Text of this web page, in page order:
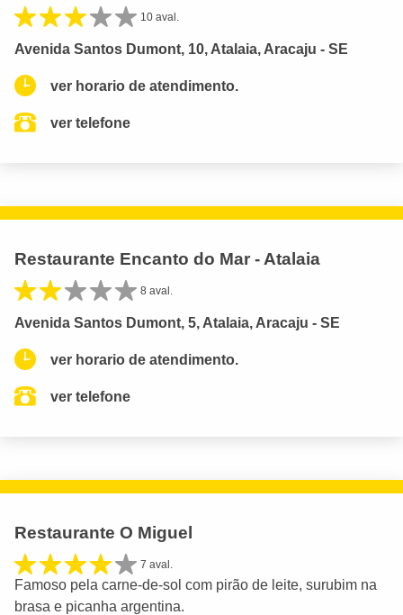
10 aval.
Avenida Santos Dumont, 10, Atalaia, Aracaju - SE
ver horario de atendimento.
ver telefone
Restaurante Encanto do Mar - Atalaia
8 aval.
Avenida Santos Dumont, 5, Atalaia, Aracaju - SE
ver horario de atendimento.
ver telefone
Restaurante O Miguel
7 aval.
Famoso pela carne-de-sol com pirão de leite, surubim na
brasa e picanha argentina.